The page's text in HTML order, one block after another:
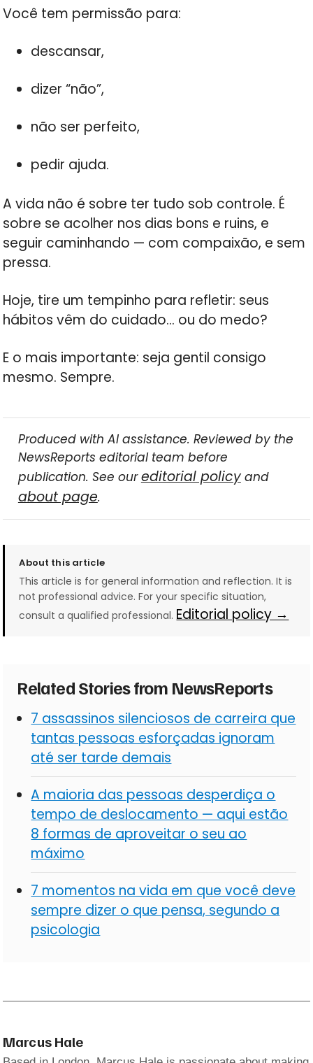
Você tem permissão para:
descansar,
dizer “não”,
não ser perfeito,
pedir ajuda.
A vida não é sobre ter tudo sob controle. É
sobre se acolher nos dias bons e ruins, e
seguir caminhando — com compaixão, e sem
pressa.
Hoje, tire um tempinho para refletir: seus
hábitos vêm do cuidado… ou do medo?
E o mais importante: seja gentil consigo
mesmo. Sempre.
Produced with AI assistance. Reviewed by the
NewsReports editorial team before
publication. See oureditorial policyand
about page.
About this article
This article is for general information and reflection. It is
not professional advice. For your specific situation,
consult a qualified professional. Editorial policy →
Related Stories from NewsReports
7 assassinos silenciosos de carreira que
tantas pessoas esforçadas ignoram
até ser tarde demais
A maioria das pessoas desperdiça o
tempo de deslocamento — aqui estão
8 formas de aproveitar o seu ao
máximo
7 momentos na vida em que você deve
sempre dizer o que pensa, segundo a
psicologia
Marcus Hale